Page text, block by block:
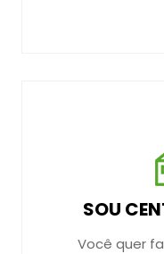
SOU
Você quer